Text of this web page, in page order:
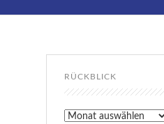
RÜCKBLICK
Rückblick